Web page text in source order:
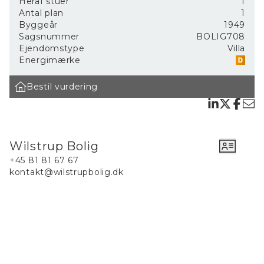
Ejendommen ligger i det attraktive Jyllandskvarter
højt hævet og med panoramaudsigt over
kvarterets tage, Øresund og de grønne trækroner i
Smørhullet. På bare tre minutters gang befinder du
dig i dette naturskønne område, der inviterer til
løbe- og gåture året rundt. Om vinteren forvandler
Smørhullet sig til et livligt område med mulighed
for både skøjteløb og kælkning. Derudover er der
Allerede ved ankomsten til matriklen mærker man,
at dette er noget særligt. Den klassiske røde
murermestervilla er tilbagetrukket fra vejen og
Antal plan
1
Byggeår
1949
Sagsnummer
BOLIG708
Ejendomstype
Villa
Energimærke
Bestil vurdering
Wilstrup Bolig
+45 81 81 67 67
kontakt@wilstrupbolig.dk